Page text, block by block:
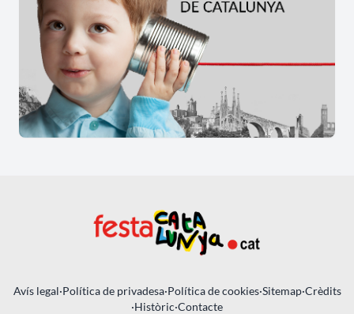
Avís legal·Política de privadesa·Política de cookies·Sitemap·Crèdits
·Històric·Contacte